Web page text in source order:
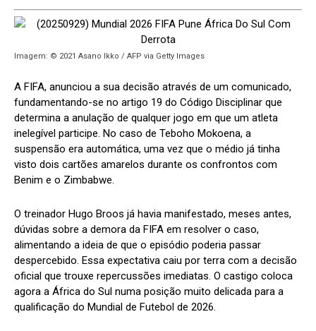
Imagem: © 2021 Asano Ikko / AFP via Getty Images
A FIFA, anunciou a sua decisão através de um comunicado,
fundamentando-se no artigo 19 do Código Disciplinar que
determina a anulação de qualquer jogo em que um atleta
inelegível participe. No caso de Teboho Mokoena, a
suspensão era automática, uma vez que o médio já tinha
visto dois cartões amarelos durante os confrontos com
Benim e o Zimbabwe.
O treinador Hugo Broos já havia manifestado, meses antes,
dúvidas sobre a demora da FIFA em resolver o caso,
alimentando a ideia de que o episódio poderia passar
despercebido. Essa expectativa caiu por terra com a decisão
oficial que trouxe repercussões imediatas. O castigo coloca
agora a África do Sul numa posição muito delicada para a
qualificação do Mundial de Futebol de 2026.